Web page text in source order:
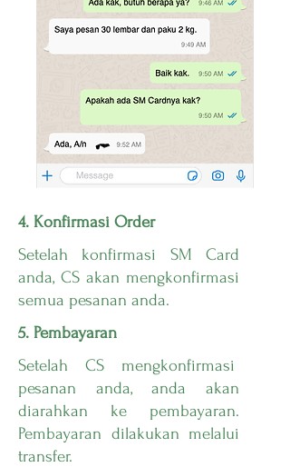
4. Konfirmasi Order
Setelah konfirmasi SM Card
anda, CS akan mengkonfirmasi
semua pesanan anda.
5. Pembayaran
Setelah CS mengkonfirmasi
pesanan anda, anda akan
diarahkan ke pembayaran.
Pembayaran dilakukan melalui
transfer.